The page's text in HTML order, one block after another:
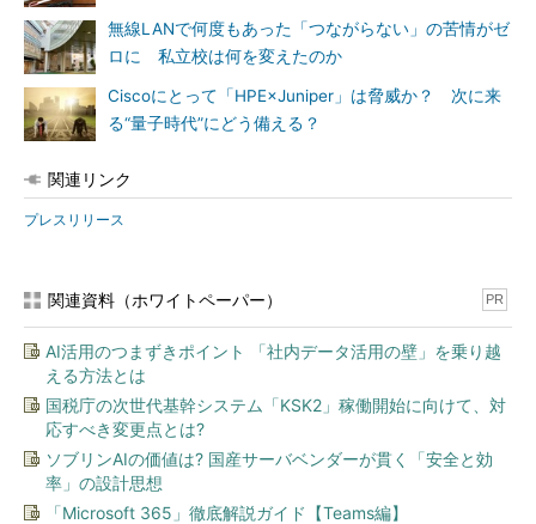
無線LANで何度もあった「つながらない」の苦情がゼ
ロに 私立校は何を変えたのか
Ciscoにとって「HPE×Juniper」は脅威か？ 次に来
る“量子時代”にどう備える？
関連リンク
プレスリリース
関連資料（ホワイトペーパー） PR
AI活用のつまずきポイント 「社内データ活用の壁」を乗り越
える方法とは
国税庁の次世代基幹システム「KSK2」稼働開始に向けて、対
応すべき変更点とは?
ソブリンAIの価値は? 国産サーバベンダーが貫く「安全と効
率」の設計思想
「Microsoft 365」徹底解説ガイド【Teams編】